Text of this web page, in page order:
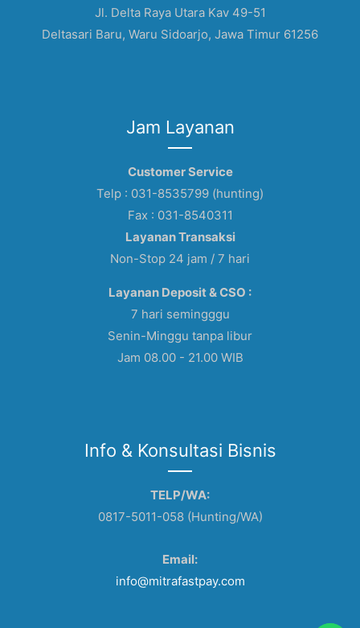
Jl. Delta Raya Utara Kav 49-51
Deltasari Baru, Waru Sidoarjo, Jawa Timur 61256
Jam Layanan
Customer Service
Telp : 031-8535799 (hunting)
Fax : 031-8540311
Layanan Transaksi
Non-Stop 24 jam / 7 hari
Layanan Deposit & CSO :
7 hari semingggu
Senin-Minggu tanpa libur
Jam 08.00 - 21.00 WIB
Info & Konsultasi Bisnis
TELP/WA:
0817-5011-058 (Hunting/WA)
Email:
info@mitrafastpay.com